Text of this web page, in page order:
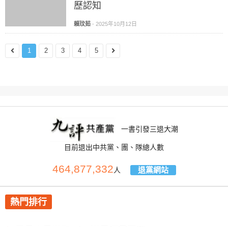
歷認知
賴玟茹 - 2025年10月12日
1 2 3 4 5
一書引發三退大潮
目前退出中共黨、團、隊總人數
464,877,332人 退黨網站
熱門排行